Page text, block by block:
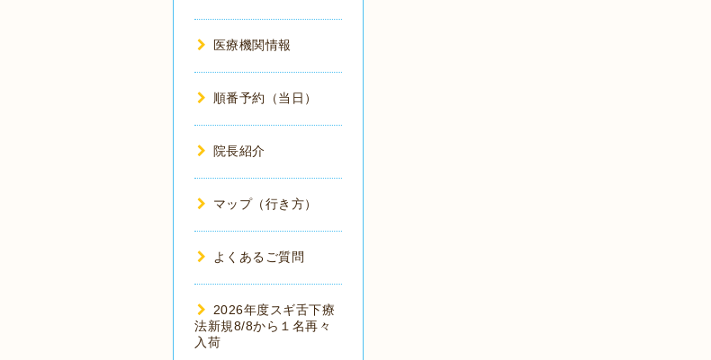
医療機関情報
順番予約（当日）
院長紹介
マップ（行き方）
よくあるご質問
2026年度スギ舌下療
法新規8/8から１名再々
入荷